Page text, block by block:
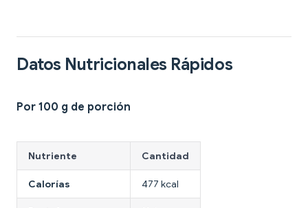
Datos Nutricionales Rápidos
Por 100 g de porción
Nutriente Cantidad
Calorías 477 kcal